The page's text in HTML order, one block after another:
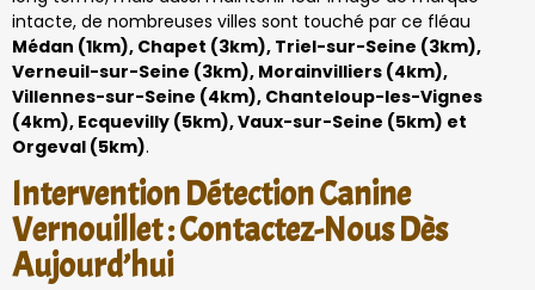
intacte, de nombreuses villes sont touché par ce fléau
Médan (1km), Chapet (3km), Triel-sur-Seine (3km),
Verneuil-sur-Seine (3km), Morainvilliers (4km),
Villennes-sur-Seine (4km), Chanteloup-les-Vignes
(4km), Ecquevilly (5km), Vaux-sur-Seine (5km) et
Orgeval (5km).
Intervention Détection Canine
Vernouillet : Contactez-Nous Dès
Aujourd’hui